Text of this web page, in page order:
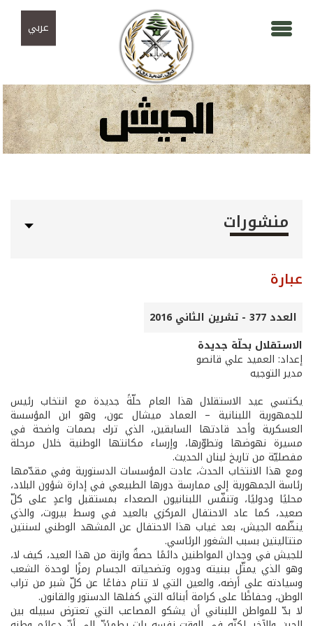
عربي
منشورات
عبارة
العدد 377 - تشرين الثاني 2016
الاستقلال بحلّة جديدة
إعداد: العميد علي قانصو
مدير التوجيه
يكتسي عيد الاستقلال هذا العام حلّةً جديدة مع انتخاب رئيس
للجمهورية اللبنانية – العماد ميشال عون، وهو ابن المؤسسة
العسكرية وأحد قادتها السابقين، الذي ترك بصمات واضحة في
مسيرة نهوضها وتطوّرها، وإرساء مكانتها الوطنية خلال مرحلة
مفصليّة من تاريخ لبنان الحديث.
ومع هذا الانتخاب الحدث، عادت المؤسسات الدستورية وفي مقدّمها
رئاسة الجمهورية إلى ممارسة دورها الطبيعي في إدارة شؤون البلاد،
محليًا ودوليًا، وتنفّس اللبنانيون الصعداء بمستقبل واعدٍ على كلّ
صعيد، كما عاد الاحتفال المركزي بالعيد في وسط بيروت، والذي
ينظّمه الجيش، بعد غياب هذا الاحتفال عن المشهد الوطني لسنتين
متتاليتين بسبب الشغور الرئاسي.
للجيش في وجدان المواطنين دائمًا حصةٌ وازنة من هذا العيد، كيف لا،
وهو الذي يمثّل ببنيته ودوره وتضحياته الجسام رمزًا لوحدة الشعب
وسيادته على أرضه، والعين التي لا تنام دفاعًا عن كلّ شبر من تراب
الوطن، وحفاظًا على كرامة أبنائه التي كفلها الدستور والقانون.
لا بدّ للمواطن اللبناني أن يشكو المصاعب التي تعترض سبيله بين